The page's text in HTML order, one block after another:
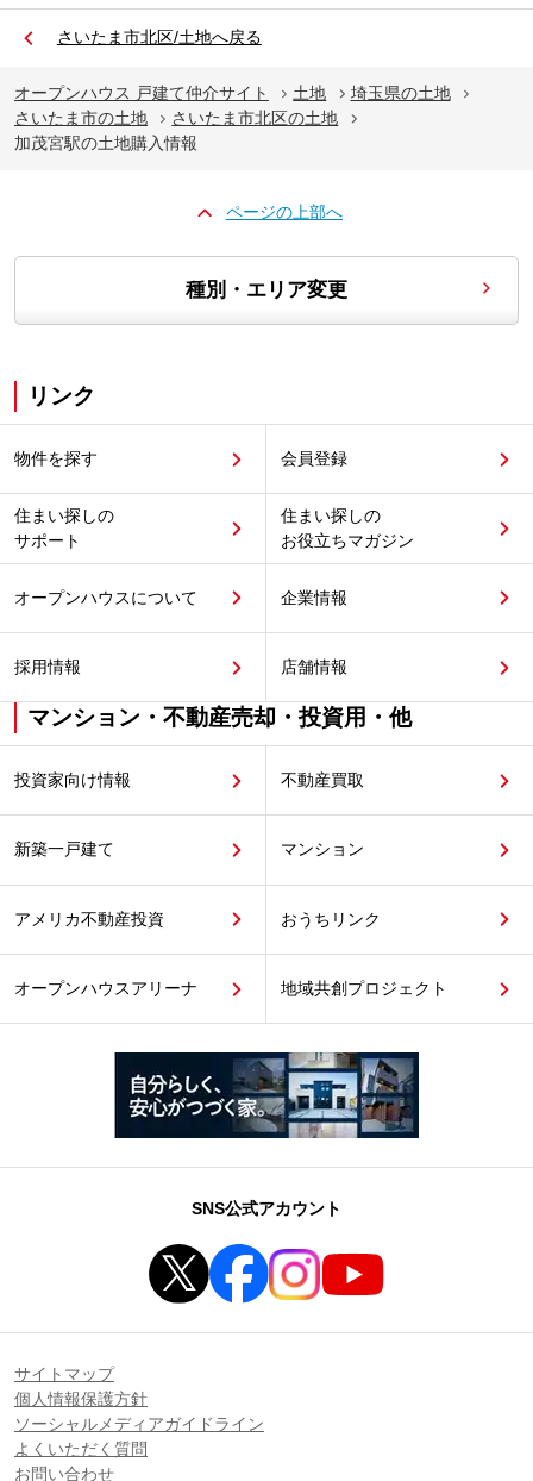
さいたま市北区/土地へ戻る
オープンハウス 戸建て仲介サイト 土地
埼玉県の土地
さいたま市の土地
さいたま市北区の土地
加茂宮駅の土地購入情報
ページの上部へ
種別・エリア変更
リンク
物件を探す 会員登録
住まい探しの
サポート
住まい探しの
お役立ちマガジン
オープンハウスについて 企業情報
採用情報 店舗情報
マンション・不動産売却・投資用・他
投資家向け情報 不動産買取
新築一戸建て マンション
アメリカ不動産投資 おうちリンク
オープンハウスアリーナ 地域共創プロジェクト
SNS公式アカウント
サイトマップ
個人情報保護方針
ソーシャルメディアガイドライン
よくいただく質問
お問い合わせ